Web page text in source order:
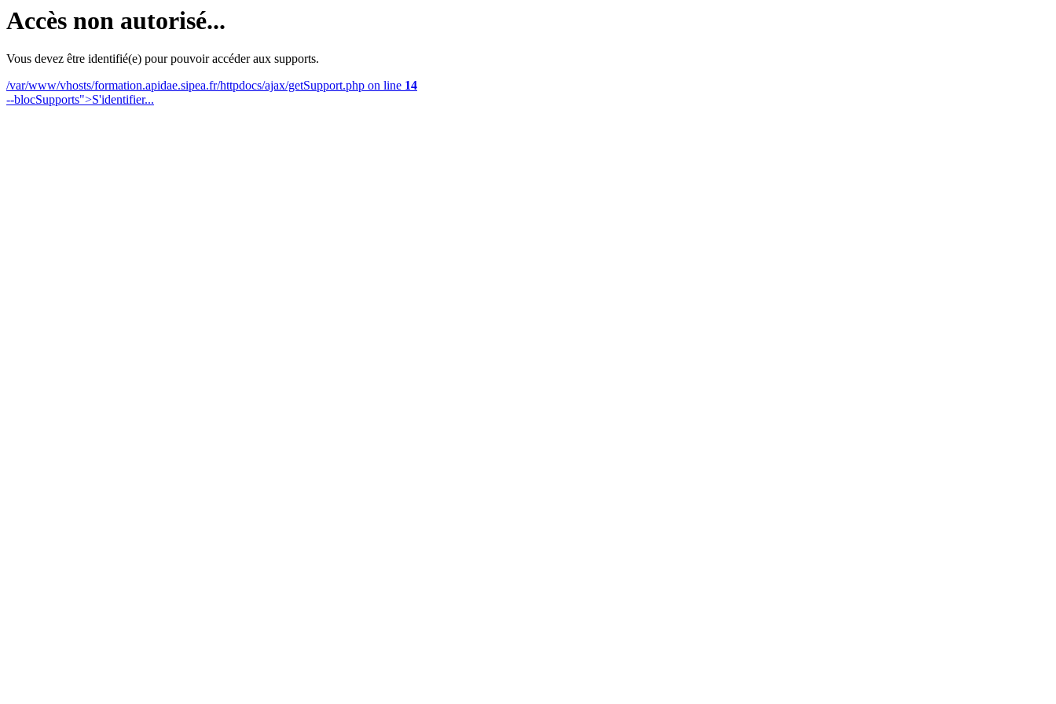
Accès non autorisé...
Vous devez être identifié(e) pour pouvoir accéder aux supports.
/var/www/vhosts/formation.apidae.sipea.fr/httpdocs/ajax/getSupport.php on line 14
--blocSupports">S'identifier...